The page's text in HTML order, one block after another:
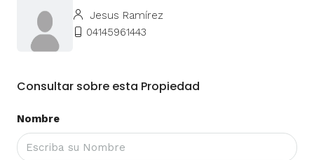
Jesus Ramírez
04145961443
Consultar sobre esta Propiedad
Nombre